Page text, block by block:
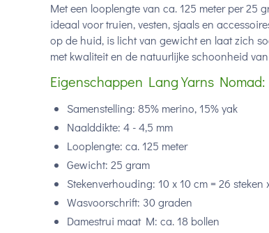
Met een looplengte van ca. 125 meter per 25
ideaal voor truien, vesten, sjaals en
op de huid, is licht van gewicht en laat zich
met kwaliteit en de natuurlijke schoonheid
Eigenschappen Lang Yarns Nomad:
Samenstelling: 85% merino, 15% yak
Naalddikte: 4 - 4,5 mm
Looplengte: ca. 125 meter
Gewicht: 25 gram
Stekenverhouding: 10 x 10 cm = 26 steken
Wasvoorschrift: 30 graden
Damestrui maat M: ca. 18 bollen